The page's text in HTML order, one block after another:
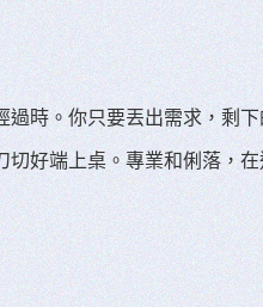
時。你只要丟出需求，剩
好端上桌。專業和俐落，